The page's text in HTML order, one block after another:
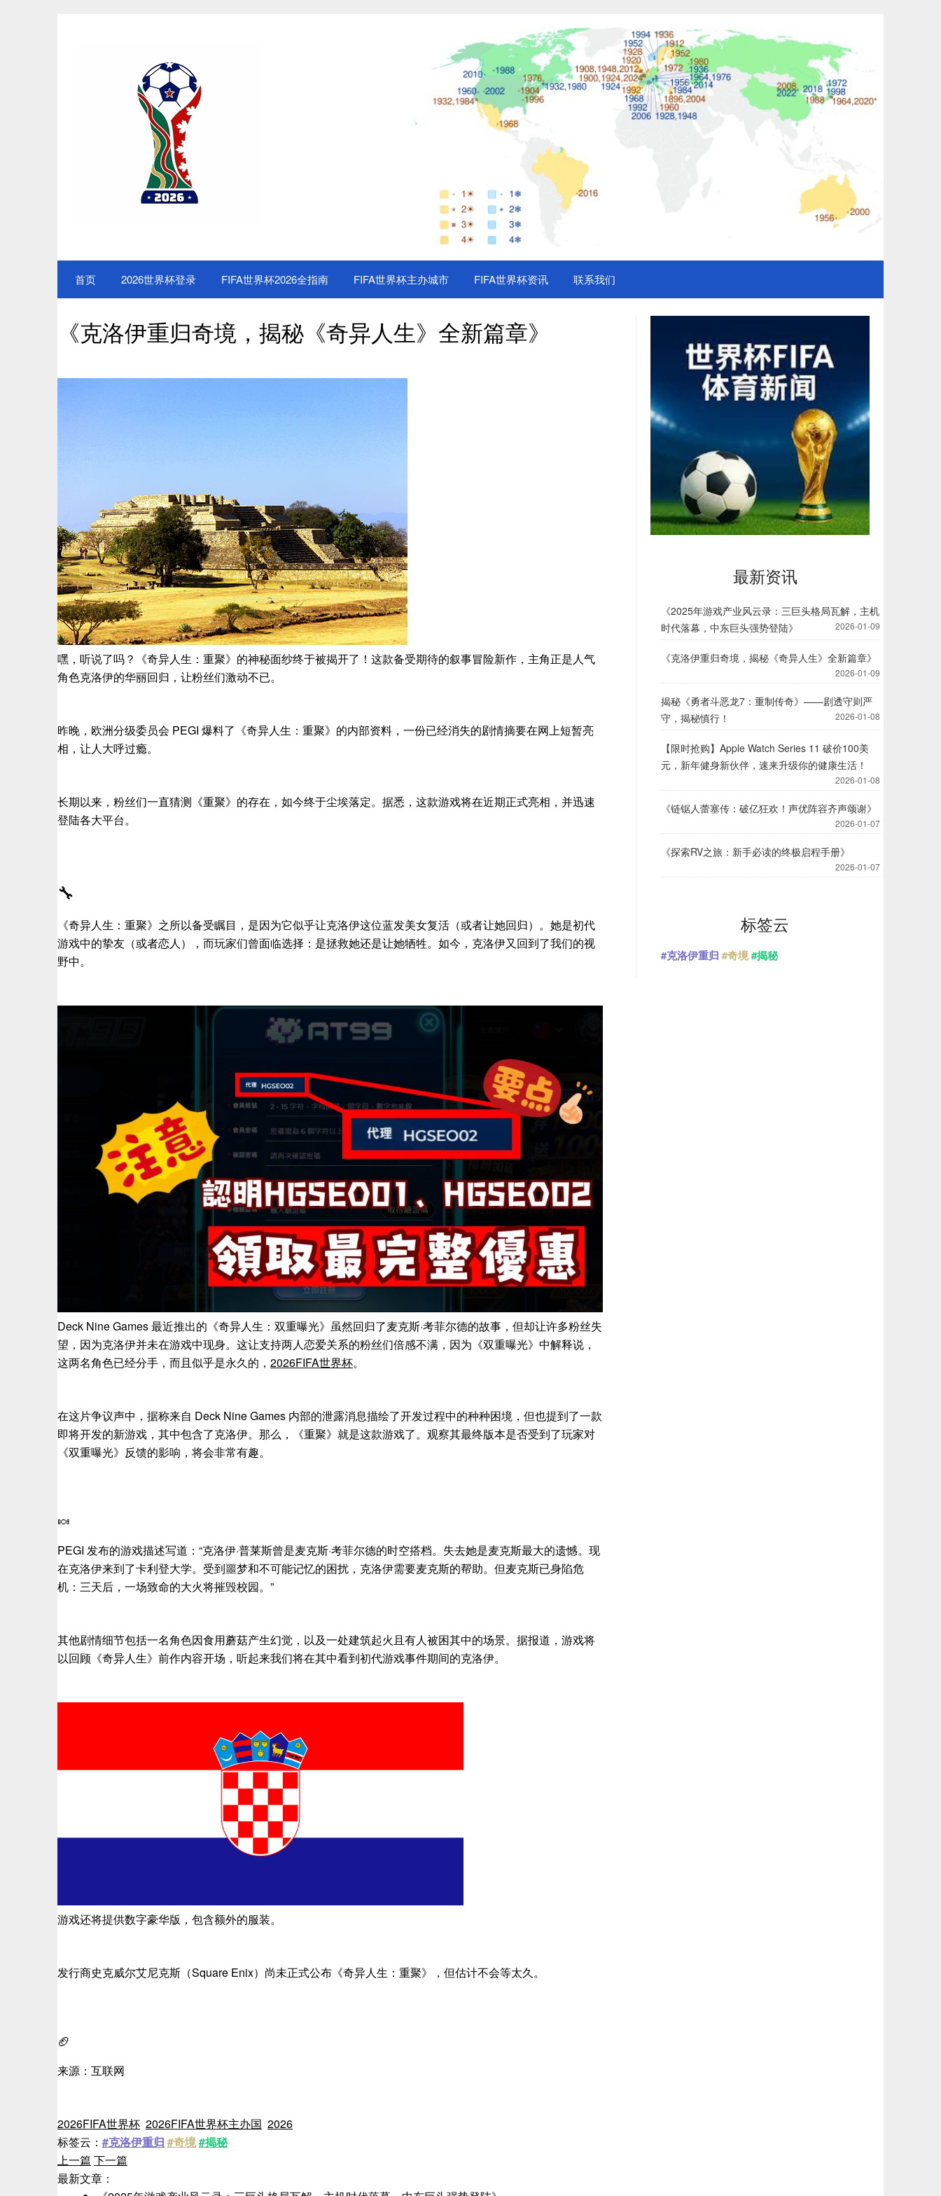
首页 2026世界杯登录 FIFA世界杯2026全指南 FIFA世界杯主办城市 FIFA世界杯资讯 联系我们
《克洛伊重归奇境，揭秘《奇异人生》全新篇章》
嘿，听说了吗？《奇异人生：重聚》的神秘面纱终于被揭开了！这款备受期待的叙事冒险新作，主角正是人气
角色克洛伊的华丽回归，让粉丝们激动不已。
昨晚，欧洲分级委员会 PEGI 爆料了《奇异人生：重聚》的内部资料，一份已经消失的剧情摘要在网上短暂亮
相，让人大呼过瘾。
长期以来，粉丝们一直猜测《重聚》的存在，如今终于尘埃落定。据悉，这款游戏将在近期正式亮相，并迅速
登陆各大平台。
🔧
《奇异人生：重聚》之所以备受瞩目，是因为它似乎让克洛伊这位蓝发美女复活（或者让她回归）。她是初代
游戏中的挚友（或者恋人），而玩家们曾面临选择：是拯救她还是让她牺牲。如今，克洛伊又回到了我们的视
野中。
Deck Nine Games 最近推出的《奇异人生：双重曝光》虽然回归了麦克斯·考菲尔德的故事，但却让许多粉丝失
望，因为克洛伊并未在游戏中现身。这让支持两人恋爱关系的粉丝们倍感不满，因为《双重曝光》中解释说，
这两名角色已经分手，而且似乎是永久的， 2026FIFA世界杯。
在这片争议声中，据称来自 Deck Nine Games 内部的泄露消息描绘了开发过程中的种种困境，但也提到了一款
即将开发的新游戏，其中包含了克洛伊。那么，《重聚》就是这款游戏了。观察其最终版本是否受到了玩家对
《双重曝光》反馈的影响，将会非常有趣。
🍬
PEGI 发布的游戏描述写道：“克洛伊·普莱斯曾是麦克斯·考菲尔德的时空搭档。失去她是麦克斯最大的遗憾。现
在克洛伊来到了卡利登大学。受到噩梦和不可能记忆的困扰，克洛伊需要麦克斯的帮助。但麦克斯已身陷危
机：三天后，一场致命的大火将摧毁校园。”
其他剧情细节包括一名角色因食用蘑菇产生幻觉，以及一处建筑起火且有人被困其中的场景。据报道，游戏将
以回顾《奇异人生》前作内容开场，听起来我们将在其中看到初代游戏事件期间的克洛伊。
游戏还将提供数字豪华版，包含额外的服装。
发行商史克威尔艾尼克斯（Square Enix）尚未正式公布《奇异人生：重聚》，但估计不会等太久。
🏈
来源：互联网
2026FIFA世界杯 2026FIFA世界杯主办国 2026
标签云： #克洛伊重归 #奇境#揭秘
上一篇 下一篇
最新文章：
最新资讯
《2025年游戏产业风云录：三巨头格局瓦解，主机
时代落幕，中东巨头强势登陆》
2026-01-09
《克洛伊重归奇境，揭秘《奇异人生》全新篇章》
2026-01-09
揭秘《勇者斗恶龙7：重制传奇》——剧透守则严
守，揭秘慎行！
2026-01-08
【限时抢购】Apple Watch Series 11 破价100美
元，新年健身新伙伴，速来升级你的健康生活！
2026-01-08
《链锯人蕾塞传：破亿狂欢！声优阵容齐声颂谢》
2026-01-07
《探索RV之旅：新手必读的终极启程手册》
2026-01-07
标签云
#克洛伊重归 #奇境#揭秘